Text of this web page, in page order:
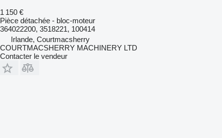
1 150 €
Pièce détachée - bloc-moteur
364022200, 3518221, 100414
Irlande, Courtmacsherry
COURTMACSHERRY MACHINERY LTD
Contacter le vendeur